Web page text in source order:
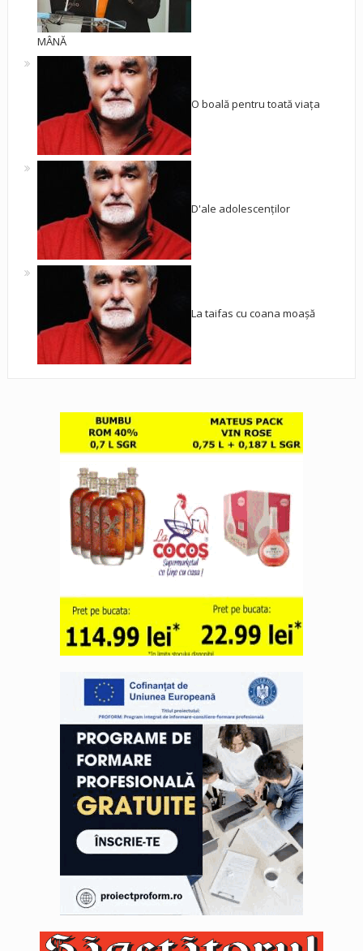
MÂNĂ
O boală pentru toată viața
D'ale adolescenților
La taifas cu coana moașă